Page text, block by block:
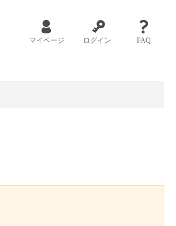
マイページ ログイン FAQ